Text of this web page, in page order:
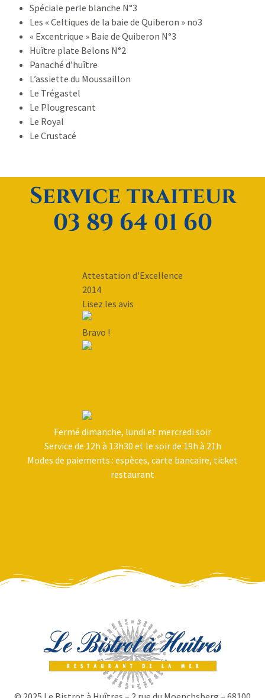
Spéciale perle blanche N°3
Les « Celtiques de la baie de Quiberon » no3
« Excentrique » Baie de Quiberon N°3
Huître plate Belons N°2
Panaché d’huître
L’assiette du Moussaillon
Le Trégastel
Le Plougrescant
Le Royal
Le Crustacé
Service traiteur
03 89 64 01 60
Attestation d'Excellence
2014
Lisez les avis
Bravo !
Fermé dimanche, lundi et mercredi soir
Service de 12h à 13h30 et le soir de 19h à 21h
Modes de paiements : espèces, carte bancaire, ticket
restaurant